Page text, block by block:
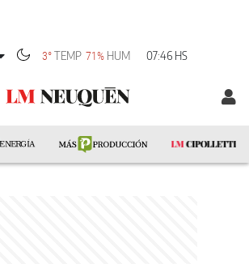
3° TEMP 71% HUM 07:46 HS